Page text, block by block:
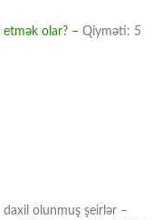
etmək olar? – Qiyməti: 5
olunmuş şeirlər –